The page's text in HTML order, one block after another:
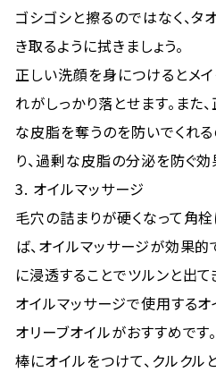
ゴシゴシと擦るのではなく、
き取るように拭きましょう。
正しい洗顔を身につけるとメ
れがしっかり落とせます。また
な皮脂を奪うのを防いでくれ
り、過剰な皮脂の分泌を防ぐ効
3. オイルマッサージ
毛穴の詰まりが硬くなって角
ば、オイルマッサージが効果的
に浸透することでツルンと出て
オイルマッサージで使用するオ
オリーブオイルがおすすめで
棒にオイルをつけて、クルクル